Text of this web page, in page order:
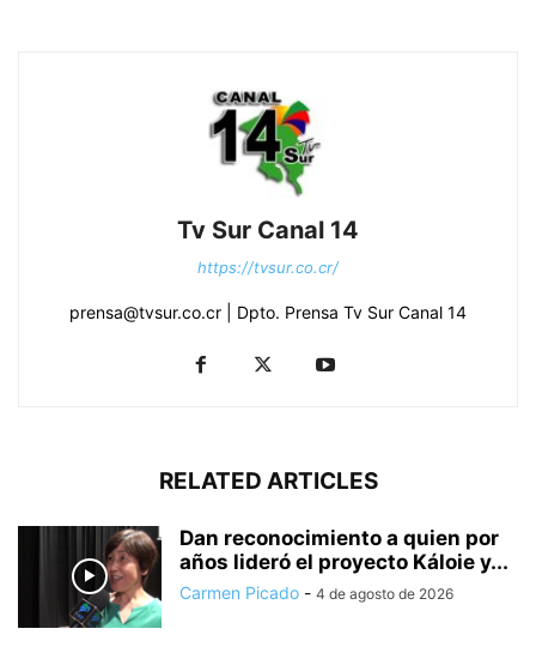
Tv Sur Canal 14
https://tvsur.co.cr/
prensa@tvsur.co.cr | Dpto. Prensa Tv Sur Canal 14
RELATED ARTICLES
Dan reconocimiento a quien por
años lideró el proyecto Káloie y...
Carmen Picado - 4 de agosto de 2026